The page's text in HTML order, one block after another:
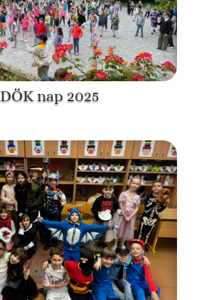
DÖK nap 2025